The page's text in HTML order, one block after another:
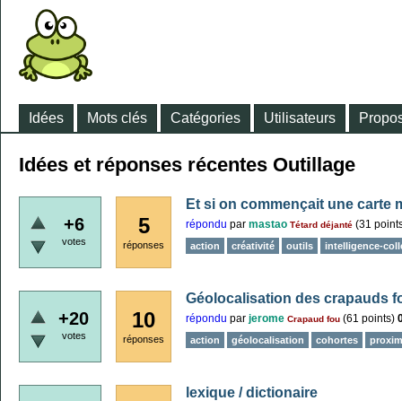
Idées Mots clés Catégories Utilisateurs
Idées et réponses récentes Outillage
+6
votes
5
réponses
Et si on commençait une carte
répondu par mastao Tétard déjanté (31
action créativité outils intelligence-
+20
votes
10
réponses
Géolocalisation des crapauds
répondu par jerome Crapaud fou (61 points)
action géolocalisation cohortes
lexique / dictionaire